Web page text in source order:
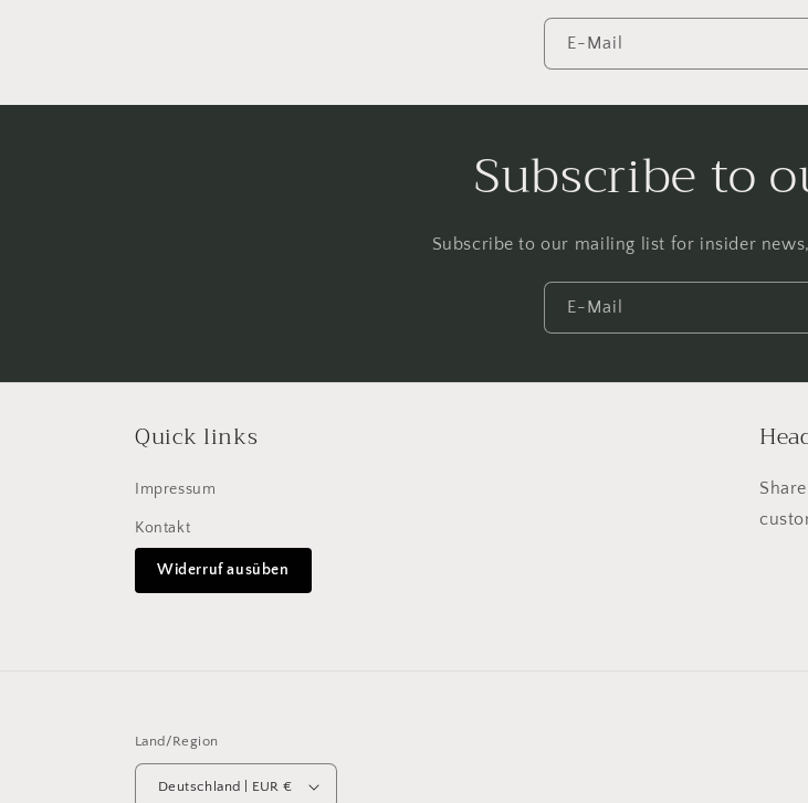
E-Mail
Subscribe to
Subscribe to our mailing list for insider
E-Mail
Quick links
Impressum
Kontakt
Widerruf ausüben
Land/Region
Deutschland | EUR €